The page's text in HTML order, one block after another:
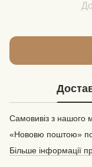
Самовивіз з нашого
«Нововю поштою» по
Більше інформації